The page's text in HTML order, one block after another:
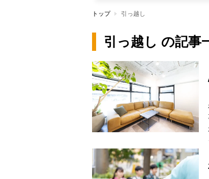
トップ 引っ越し
引っ越し の記事